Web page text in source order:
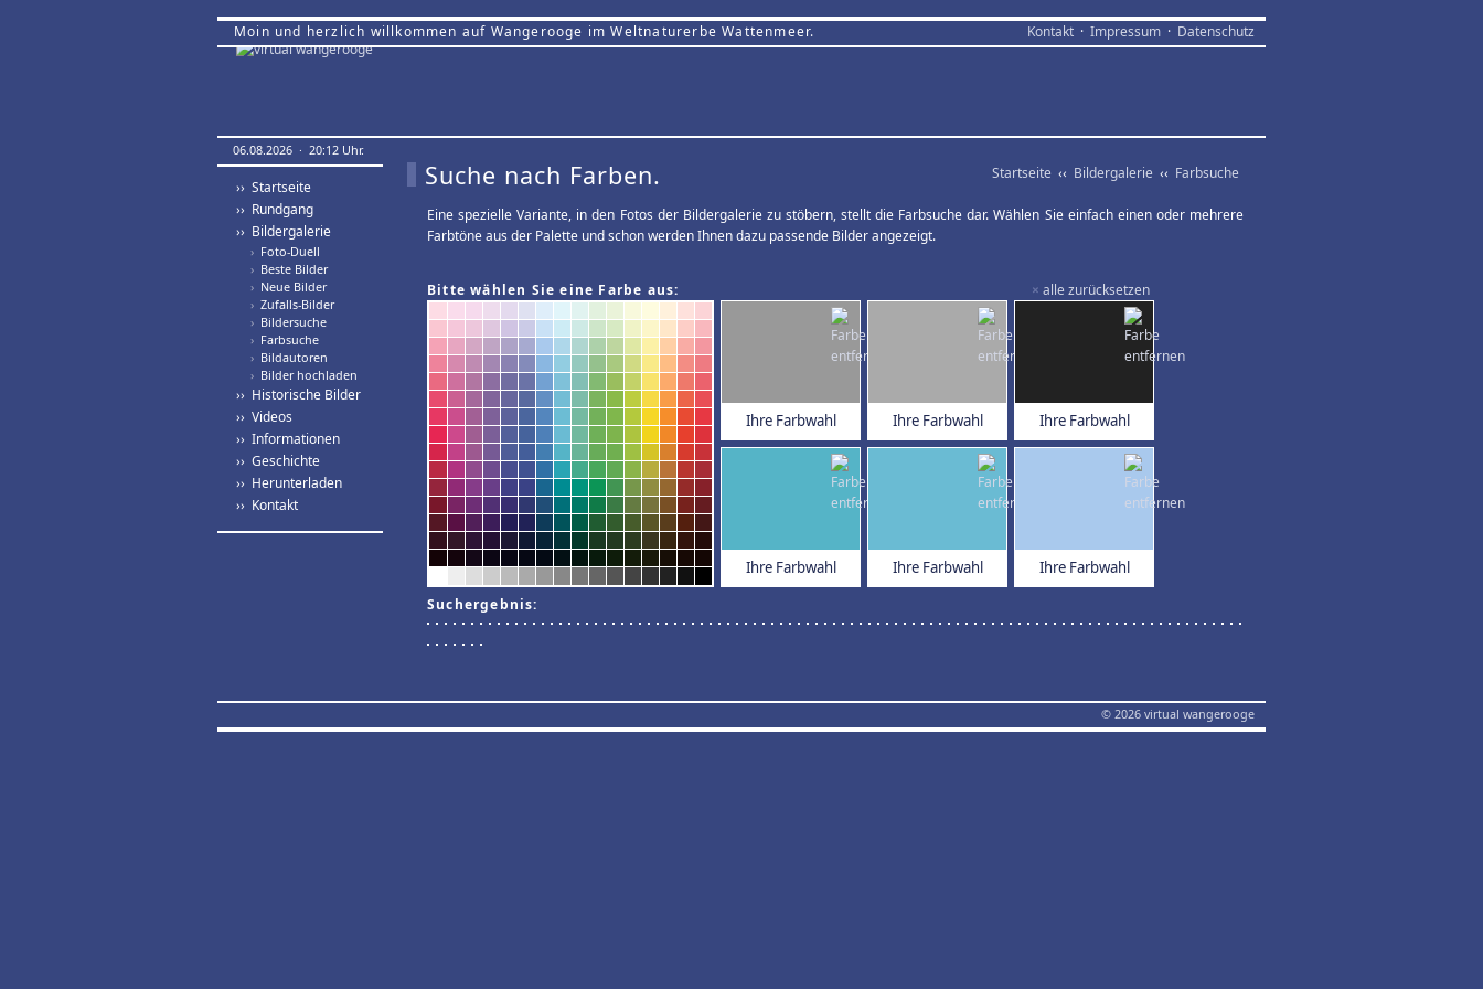
Moin und herzlich willkommen auf Wangerooge im Weltnaturerbe Wattenmeer. Kontakt · Impressum · Datenschutz
06.08.2026 · 20:12 Uhr.
›› Startseite
›› Rundgang
›› Bildergalerie
› Foto-Duell
› Beste Bilder
› Neue Bilder
› Zufalls-Bilder
› Bildersuche
› Farbsuche
› Bildautoren
› Bilder hochladen
›› Historische Bilder
›› Videos
›› Informationen
›› Geschichte
›› Herunterladen
›› Kontakt
Startseite ‹‹ Bildergalerie ‹‹ Farbsuche
Suche nach Farben.
Eine spezielle Variante, in den Fotos der Bildergalerie zu stöbern, stellt die Farbsuche dar. Wählen Sie einfach einen oder mehrere
Farbtöne aus der Palette und schon werden Ihnen dazu passende Bilder angezeigt.
× alle zurücksetzen
Bitte wählen Sie eine Farbe aus:
Ihre Farbwahl Ihre Farbwahl Ihre Farbwahl
Ihre Farbwahl Ihre Farbwahl Ihre Farbwahl
Suchergebnis:
© 2026 virtual wangerooge